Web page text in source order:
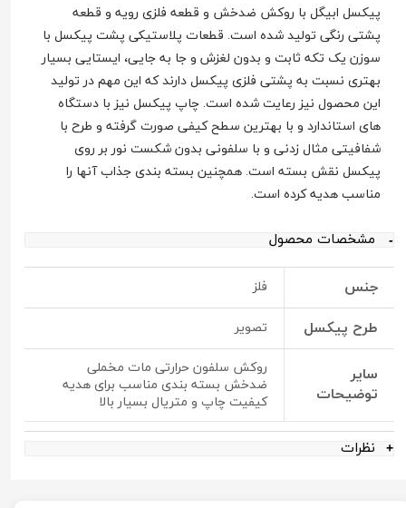
پیکسل ابیگل با روکش ضدخش و قطعه فلزی رویه و قطعه
پشتی رنگی تولید شده است. قطعات پلاستیکی پشت پیکسل با
سوزن یک تکه ثابت و بدون لغزش و جا به جایی، ایستایی بسیار
بهتری نسبت به پشتی فلزی پیکسل دارند که این مهم در تولید
این محصول نیز رعایت شده است. چاپ پیکسل نیز با دستگاه
های استاندارد و با بهترین سطح کیفی صورت گرفته و طرح با
شفافیتی مثال زدنی و با سلفونی بدون شکست نور بر روی
پیکسل نقش بسته است. همچنین بسته بندی جذاب آنها را
مناسب هدیه کرده است.
مشخصات محصول
جنس فلز
طرح پیکسل تصویر
سایر
توضیحات
روکش سلفون حرارتی مات مخملی
ضدخش بسته بندی مناسب برای هدیه
کیفیت چاپ و متریال بسیار بالا
نظرات